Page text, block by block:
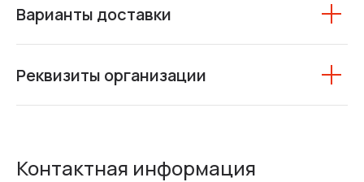
Варианты доставки
Реквизиты организации
Контактная информация